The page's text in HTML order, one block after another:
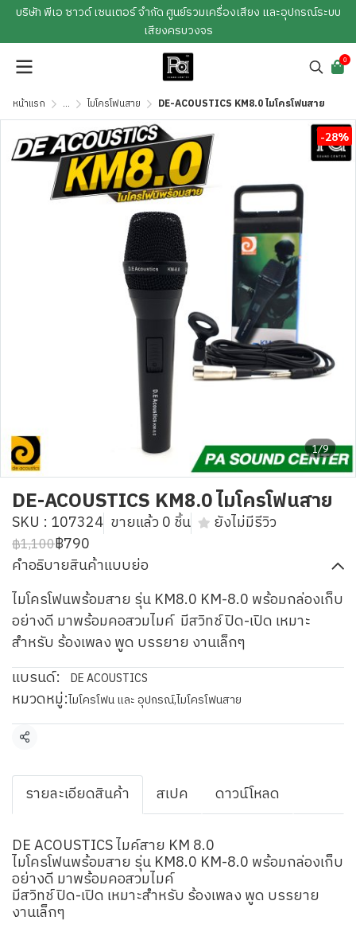
บริษัท พีเอ ซาวด์ เซนเตอร์ จำกัด ศูนย์รวมเครื่องเสียง และอุปกรณ์ระบบ
เสียงครบวงจร
0
หน้าแรก ... ไมโครโฟนสาย DE-ACOUSTICS KM8.0 ไมโครโฟนสาย
1/9
-28%
DE-ACOUSTICS KM8.0 ไมโครโฟนสาย
SKU : 107324 ขายแล้ว 0 ชิ้น ยังไม่มีรีวิว
฿1,100฿790
คำอธิบายสินค้าแบบย่อ
ไมโครโฟนพร้อมสาย รุ่น KM8.0 KM-8.0 พร้อมกล่องเก็บ
อย่างดี มาพร้อมคอสวมไมค์ มีสวิทช์ ปิด-เปิด เหมาะ
สำหรับ ร้องเพลง พูด บรรยาย งานเล็กๆ
แบรนด์:
DE ACOUSTICS
หมวดหมู่:ไมโครโฟน และ อุปกรณ์,ไมโครโฟนสาย
แชร์
รายละเอียดสินค้า สเปค ดาวน์โหลด
DE ACOUSTICS ไมค์สาย KM 8.0
ไมโครโฟนพร้อมสาย รุ่น KM8.0 KM-8.0 พร้อมกล่องเก็บ
อย่างดี มาพร้อมคอสวมไมค์
มีสวิทช์ ปิด-เปิด เหมาะสำหรับ ร้องเพลง พูด บรรยาย
งานเล็กๆ